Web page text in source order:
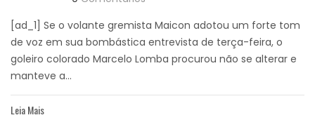
[ad_1] Se o volante gremista Maicon adotou um forte tom
de voz em sua bombástica entrevista de terça-feira, o
goleiro colorado Marcelo Lomba procurou não se alterar e
manteve a...
Leia Mais